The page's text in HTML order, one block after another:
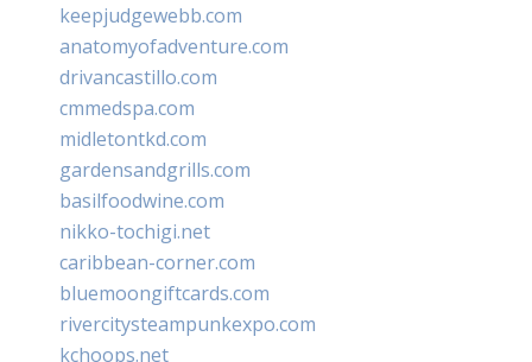
keepjudgewebb.com
anatomyofadventure.com
drivancastillo.com
cmmedspa.com
midletontkd.com
gardensandgrills.com
basilfoodwine.com
nikko-tochigi.net
caribbean-corner.com
bluemoongiftcards.com
rivercitysteampunkexpo.com
kchoops.net